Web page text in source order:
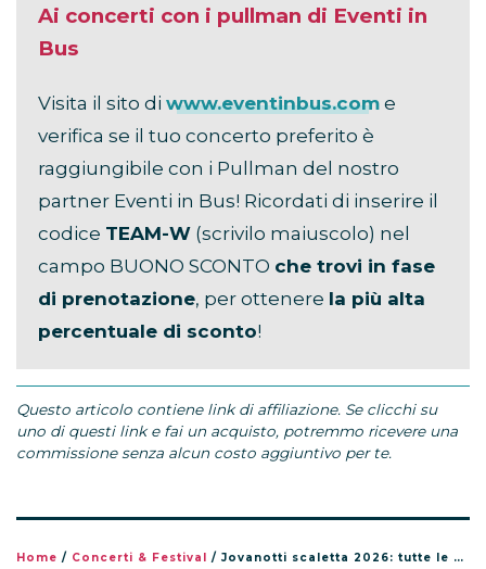
Ai concerti con i pullman di Eventi in
Bus
Visita il sito di www.eventinbus.com e
verifica se il tuo concerto preferito è
raggiungibile con i Pullman del nostro
partner Eventi in Bus! Ricordati di inserire il
codice TEAM-W (scrivilo maiuscolo) nel
campo BUONO SCONTO che trovi in fase
di prenotazione, per ottenere la più alta
percentuale di sconto!
Questo articolo contiene link di affiliazione. Se clicchi su
uno di questi link e fai un acquisto, potremmo ricevere una
commissione senza alcun costo aggiuntivo per te.
Home / Concerti & Festival / Jovanotti scaletta 2026: tutte le canzoni del tour Jova Summer Party